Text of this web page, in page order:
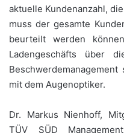
aktuelle Kundenanzahl,
muss der gesamte
beurteilt werden
Ladengeschäfts über
mit dem Augenoptiker.
Dr. Markus Nienhoff,
TÜV SÜD